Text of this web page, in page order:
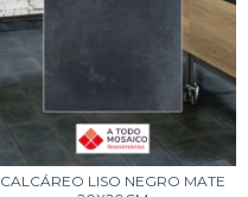
CALCÁREO LISO NEGRO MATE